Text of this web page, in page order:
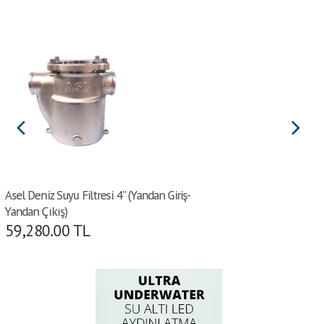
Asel Deniz Suyu Filtresi 4'' (Yandan Giriş-
Yandan Çıkış)
59,280.00 TL